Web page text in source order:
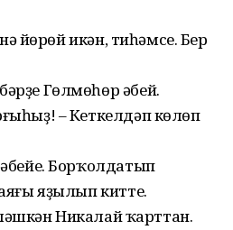
йөрөй икән, тиһәмсе. Бер
Гөлмөһөр әбей.
– Кеткелдәп көлөп
Борҡолдатып
яҙылып китте.
Никалай ҡарттан.